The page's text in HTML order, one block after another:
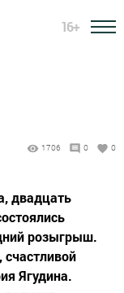
16+
1706 0 0
двадцать
розыгрыш.
Ягудина.